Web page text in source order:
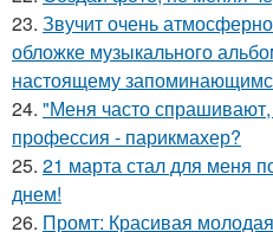
23. Звучит очень
обложке музыкального
настоящему
24. "Меня часто
профессия - парикмахер?
25. 21 марта стал для меня
днем!
26. Промт: Красивая